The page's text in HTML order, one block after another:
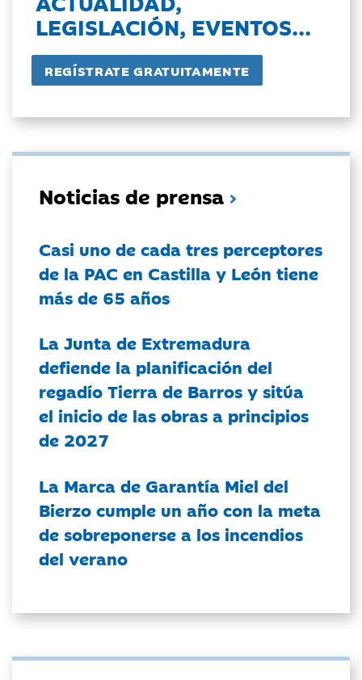
LEGISLACIÓN, EVENTOS...
Noticias de prensa
Casi uno de cada tres perceptores
de la PAC en Castilla y León tiene
más de 65 años
La Junta de Extremadura
defiende la planificación del
regadío Tierra de Barros y sitúa
el inicio de las obras a principios
de 2027
La Marca de Garantía Miel del
Bierzo cumple un año con la meta
de sobreponerse a los incendios
del verano